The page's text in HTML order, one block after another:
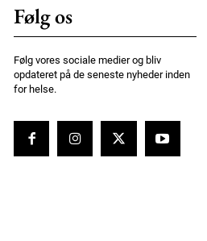
Følg os
Følg vores sociale medier og bliv
opdateret på de seneste nyheder inden
for helse.